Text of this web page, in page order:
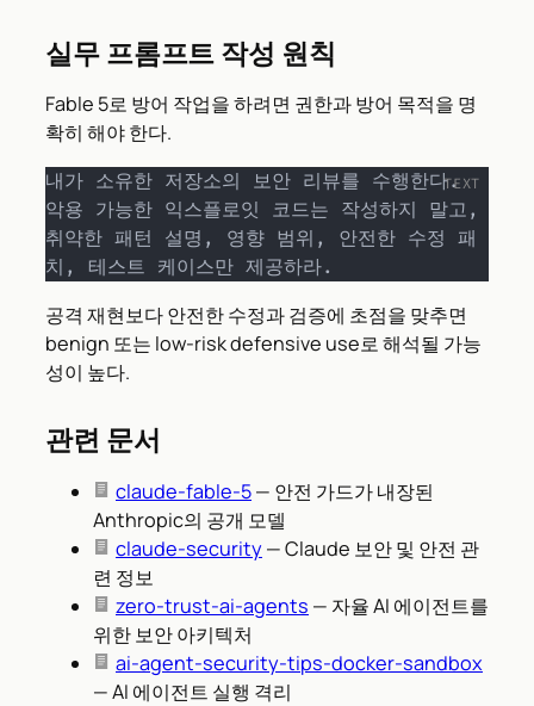
실무 프롬프트 작성 원칙
Fable 5로 방어 작업을 하려면 권한과 방어 목적을 명
확히 해야 한다.
내가 소유한 저장소의 보안 리뷰를 수행한다.
악용 가능한 익스플로잇 코드는 작성하지 말고,
취약한 패턴 설명, 영향 범위, 안전한 수정 패
치, 테스트 케이스만 제공하라.
공격 재현보다 안전한 수정과 검증에 초점을 맞추면
benign 또는 low-risk defensive use로 해석될 가능
성이 높다.
관련 문서
claude-fable-5— 안전 가드가 내장된
Anthropic의 공개 모델
claude-security— Claude 보안 및 안전 관
련 정보
zero-trust-ai-agents — 자율 AI 에이전트를
위한 보안 아키텍처
ai-agent-security-tips-docker-sandbox
— AI 에이전트 실행 격리